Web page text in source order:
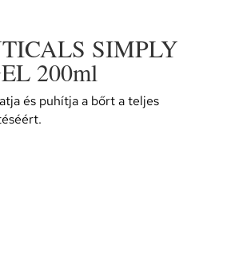
SIMPLY
200ml
és puhítja a bőrt a teljes